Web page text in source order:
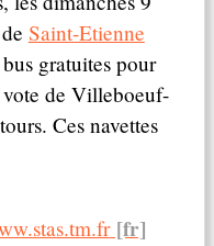
Saint-Etienne
gratuites pour
de Villeboeuf-
Ces navettes